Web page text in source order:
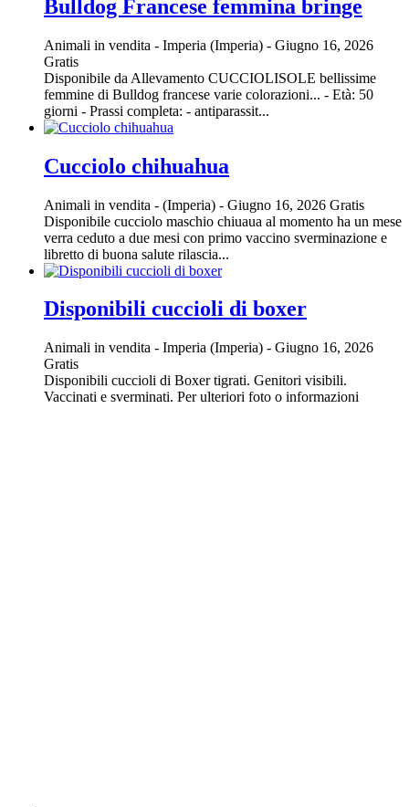
Bulldog Francese femmina bringe
Animali in vendita - Imperia (Imperia) - Giugno 16, 2026
Gratis
Disponibile da Allevamento CUCCIOLISOLE bellissime
femmine di Bulldog francese varie colorazioni... - Età: 50
giorni - Prassi completa: - antiparassit...
Cucciolo chihuahua
Animali in vendita - (Imperia) - Giugno 16, 2026 Gratis
Disponibile cucciolo maschio chiuaua al momento ha un mese
verra ceduto a due mesi con primo vaccino sverminazione e
libretto di buona salute rilascia...
Disponibili cuccioli di boxer
Animali in vendita - Imperia (Imperia) - Giugno 16, 2026
Gratis
Disponibili cuccioli di Boxer tigrati. Genitori visibili.
Vaccinati e sverminati. Per ulteriori foto o informazioni